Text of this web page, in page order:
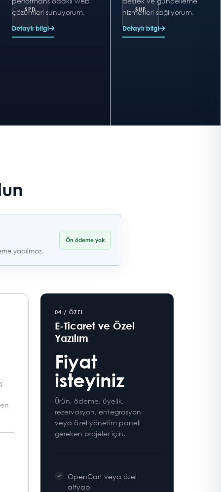
çözümleri sunuyorum.
Detaylı bilgi
hizmetleri sağlıyorum.
Detaylı bilgi
yapılmaz.
Ön ödeme yok
04 / ÖZEL
E-Ticaret ve Özel
Yazılım
Fiyat
isteyiniz
Ürün, ödeme, üyelik,
rezervasyon, entegrasyon
veya özel yönetim paneli
gereken projeler için.
OpenCart veya özel
altyapı